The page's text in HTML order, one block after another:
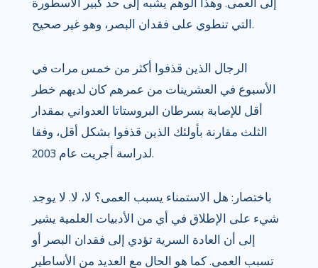
إلى العمى. وهذا الوهم يشبه إلى حد كبير الأسطورة
التي تنطوي على فقدان البصر، وهو غير صحيح.
الرجال الذين قذفوا أكثر من خمس مرات في
الأسبوع في العشرينات من عمرهم كان لديهم خطر
أقل للإصابة بسرطان البروستاتا العدواني بمقدار
الثلث مقارنة بأولئك الذين قذفوا بشكل أقل، وفقا
لدراسة أجريت عام 2003.
باختصار: هل الاستمناء يسبب العمى؟ لا، لا. لا يوجد
شيء على الإطلاق في أي من الأدبيات العلمية يشير
إلى أن العادة السرية تؤدي إلى فقدان البصر أو
تسبب العمى. كما هو الحال مع العديد من الأساطير